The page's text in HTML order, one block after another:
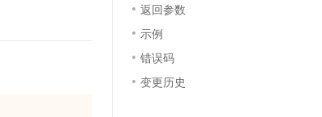
返回参数
示例
错误码
变更历史